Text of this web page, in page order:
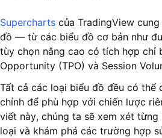
Supercharts của TradingView
đồ — từ các biểu đồ cơ bản như
tùy chọn nâng cao có tích hợp chỉ
Opportunity (TPO) và Session
Tất cả các loại biểu đồ đều có thể
chỉnh để phù hợp với chiến lược
viết này, chúng ta sẽ xem xét
loại và khám phá các trường hợp